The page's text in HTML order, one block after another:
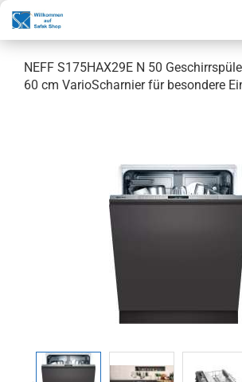
NEFF S175HAX29E N 50
60 cm VarioScharnier für besondere